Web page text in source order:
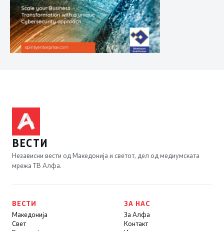
ВЕСТИ
Независни вести од Македонија и светот, дел од медиумската
мрежа ТВ Алфа.
ВЕСТИ
Македонија
Свет
ЗА НАС
За Алфа
Контакт